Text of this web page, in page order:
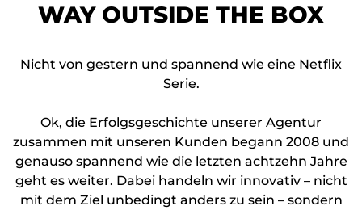
WAY OUTSIDE THE BOX
Nicht von gestern und spannend wie eine Netflix
Serie.
Ok, die Erfolgsgeschichte unserer Agentur
zusammen mit unseren Kunden begann 2008 und
genauso spannend wie die letzten achtzehn Jahre
geht es weiter. Dabei handeln wir innovativ – nicht
mit dem Ziel unbedingt anders zu sein – sondern